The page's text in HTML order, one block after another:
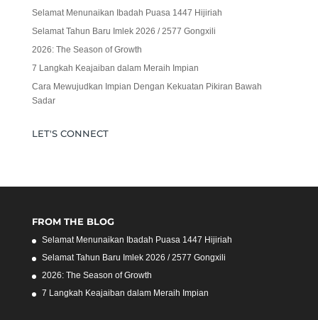
Selamat Menunaikan Ibadah Puasa 1447 Hijiriah
Selamat Tahun Baru Imlek 2026 / 2577 Gongxili
2026: The Season of Growth
7 Langkah Keajaiban dalam Meraih Impian
Cara Mewujudkan Impian Dengan Kekuatan Pikiran Bawah
Sadar
LET'S CONNECT
FROM THE BLOG
Selamat Menunaikan Ibadah Puasa 1447 Hijiriah
Selamat Tahun Baru Imlek 2026 / 2577 Gongxili
2026: The Season of Growth
7 Langkah Keajaiban dalam Meraih Impian